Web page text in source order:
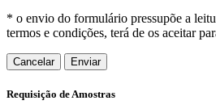
* o envio do formulário pressupõe a
termos e condições, terá de os aceitar
Cancelar
Requisição de Amostras